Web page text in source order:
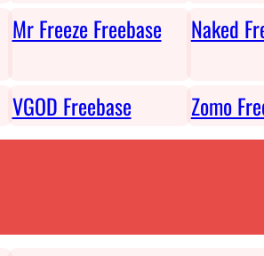
Mr Freeze Freebase Naked
VGOD Freebase Zomo